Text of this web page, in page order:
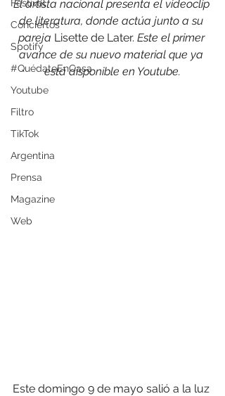
Festival
Conciertos
Spotify
#QuédateEnCasa
Youtube
Filtro
TikTok
Argentina
Prensa
Magazine
Web
El artista nacional presenta el videoclip
de literatura, donde actúa junto a su
pareja Lisette de Later. Este el primer
avance de su nuevo material que ya
está disponible en Youtube.
Este domingo 9 de mayo salió a la luz